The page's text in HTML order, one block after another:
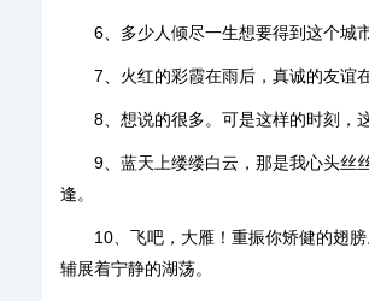
6、多少人倾尽一生想要得到这个城
7、火红的彩霞在雨后，真诚的友谊
8、想说的很多。可是这样的时刻，
9、蓝天上缕缕白云，那是我心头丝
逢。
10、飞吧，大雁！重振你矫健的翅
辅展着宁静的湖荡。